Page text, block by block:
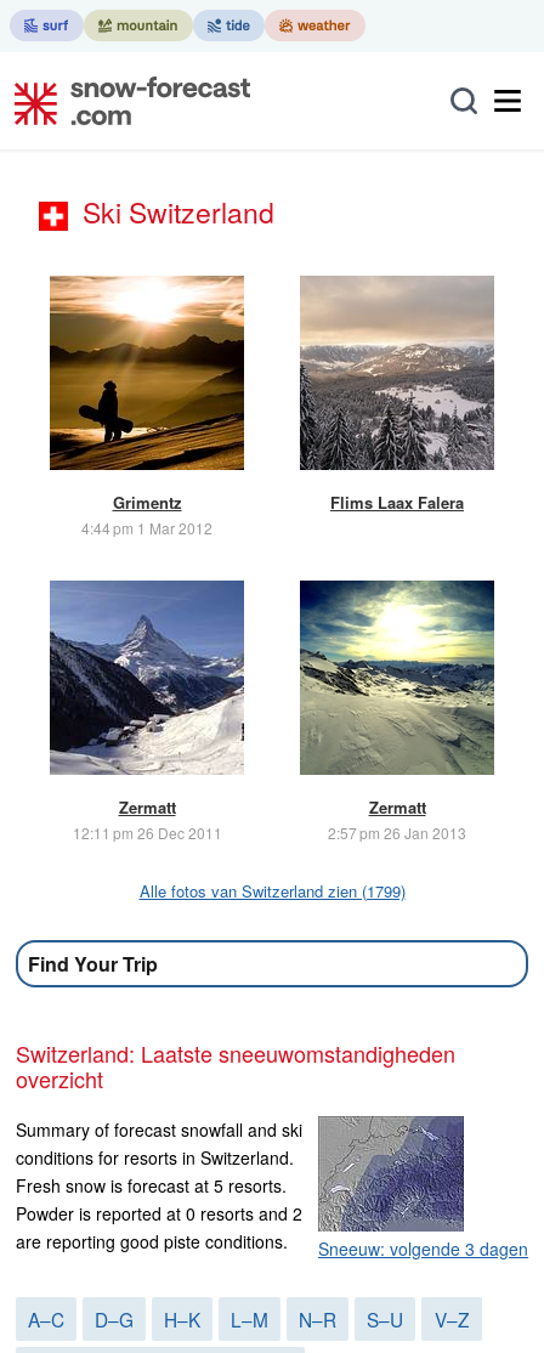
Ski Switzerland
Grimentz
4:44 pm 1 Mar 2012
Flims Laax Falera
Zermatt
12:11 pm 26 Dec 2011
Zermatt
2:57 pm 26 Jan 2013
Alle fotos van Switzerland zien (1799)
Find Your Trip
Switzerland: Laatste sneeuwomstandigheden
overzicht
Sneeuw: volgende 3 dagen
Summary of forecast snowfall and ski
conditions for resorts in Switzerland.
Fresh snow is forecast at 5 resorts.
Powder is reported at 0 resorts and 2
are reporting good piste conditions.
A–C D–G H–K L–M N–R S–U
V–Z